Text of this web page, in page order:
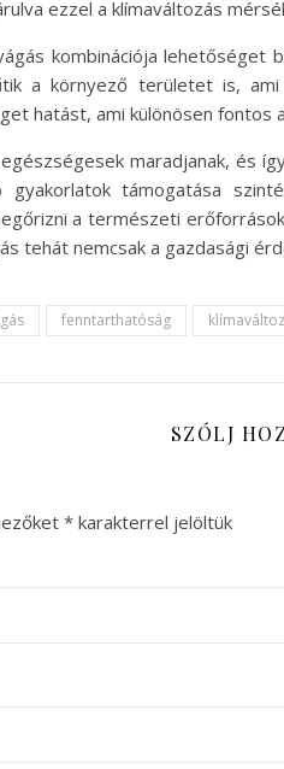
ezzel a klímaváltozás
kombinációja
a környező területet is,
hatást, ami különösen fontos
maradjanak, és
támogatása
a természeti
tehát nemcsak a gazdasági
fenntarthatóság
SZÓLJ
* karakterrel jelöltük